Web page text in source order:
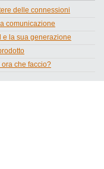
delle connessioni
comunicazione
e la sua generazione
che faccio?